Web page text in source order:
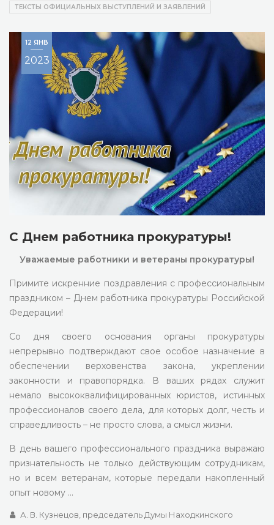
ТЕКСТЫ ОФИЦИАЛЬНЫХ ВЫСТУПЛЕНИЙ И ЗАЯВЛЕНИЙ
С Днем работника прокуратуры!
Уважаемые работники и ветераны прокуратуры!
Примите искренние поздравления с профессиональным
праздником – Днем работника прокуратуры Российской
Федерации!
Со дня своего основания органы прокуратуры
непрерывно подтверждают свое особое назначение в
обеспечении верховенства закона, укреплении
законности и правопорядка. В ваших рядах служит
немало высококвалифицированных юристов, истинных
профессионалов своего дела, для которых долг, честь и
справедливость – не просто слова, а смысл жизни.
В день вашего профессионального праздника выражаю
признательность не только действующим сотрудникам,
но и всем ветеранам, которые передали накопленный
опыт новому …
12 ЯНВ
2023
А. В. Кузнецов, председатель Думы Находкинского